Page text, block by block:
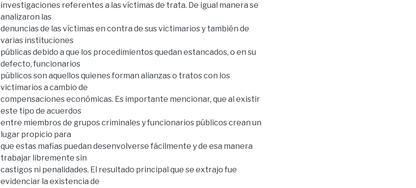
investigaciones referentes a las víctimas de trata. De igual manera se
analizaron las
denuncias de las víctimas en contra de sus victimarios y también de
varias instituciones
públicas debido a que los procedimientos quedan estancados, o en su
defecto, funcionarios
públicos son aquellos quienes forman alianzas o tratos con los
victimarios a cambio de
compensaciones económicas. Es importante mencionar, que al existir
este tipo de acuerdos
entre miembros de grupos criminales y funcionarios públicos crean un
lugar propicio para
que estas mafias puedan desenvolverse fácilmente y de esa manera
trabajar libremente sin
castigos ni penalidades. El resultado principal que se extrajo fue
evidenciar la existencia de